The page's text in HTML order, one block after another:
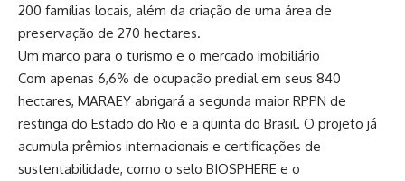
200 famílias locais, além da criação de uma área de
preservação de 270 hectares.
Um marco para o turismo e o mercado imobiliário
Com apenas 6,6% de ocupação predial em seus 840
hectares, MARAEY abrigará a segunda maior RPPN de
restinga do Estado do Rio e a quinta do Brasil. O projeto já
acumula prêmios internacionais e certificações de
sustentabilidade, como o selo BIOSPHERE e o